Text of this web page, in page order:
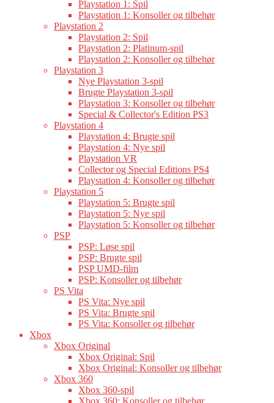
Playstation 1: Spil
Playstation 1: Konsoller og tilbehør
Playstation 2
Playstation 2: Spil
Playstation 2: Platinum-spil
Playstation 2: Konsoller og tilbehør
Playstation 3
Nye Playstation 3-spil
Brugte Playstation 3-spil
Playstation 3: Konsoller og tilbehør
Special & Collector's Edition PS3
Playstation 4
Playstation 4: Brugte spil
Playstation 4: Nye spil
Playstation VR
Collector og Special Editions PS4
Playstation 4: Konsoller og tilbehør
Playstation 5
Playstation 5: Brugte spil
Playstation 5: Nye spil
Playstation 5: Konsoller og tilbehør
PSP
PSP: Løse spil
PSP: Brugte spil
PSP UMD-film
PSP: Konsoller og tilbehør
PS Vita
PS Vita: Nye spil
PS Vita: Brugte spil
PS Vita: Konsoller og tilbehør
Xbox
Xbox Original
Xbox Original: Spil
Xbox Original: Konsoller og tilbehør
Xbox 360
Xbox 360-spil